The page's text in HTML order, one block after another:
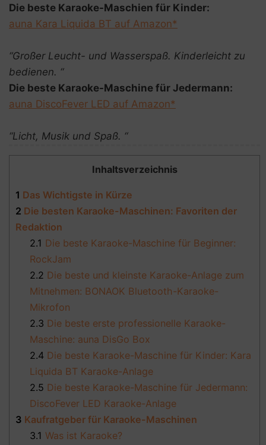
Die beste Karaoke-Maschien für Kinder:
auna Kara Liquida BT auf Amazon*
“Großer Leucht- und Wasserspaß. Kinderleicht zu
bedienen. “
Die beste Karaoke-Maschine für Jedermann:
auna DiscoFever LED auf Amazon*
“Licht, Musik und Spaß. “
Inhaltsverzeichnis
1 Das Wichtigste in Kürze
2 Die besten Karaoke-Maschinen: Favoriten der
Redaktion
2.1 Die beste Karaoke-Maschine für Beginner:
RockJam
2.2 Die beste und kleinste Karaoke-Anlage zum
Mitnehmen: BONAOK Bluetooth-Karaoke-
Mikrofon
2.3 Die beste erste professionelle Karaoke-
Maschine: auna DisGo Box
2.4 Die beste Karaoke-Maschine für Kinder: Kara
Liquida BT Karaoke-Anlage
2.5 Die beste Karaoke-Maschine für Jedermann:
DiscoFever LED Karaoke-Anlage
3 Kaufratgeber für Karaoke-Maschinen
3.1 Was ist Karaoke?